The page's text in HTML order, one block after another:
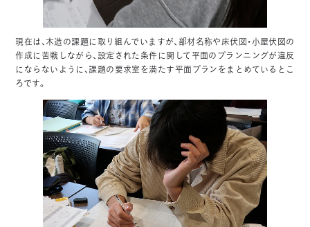
現在は、木造の課題に取り組んでいますが、部材名称や床伏図・小屋伏図の
作成に苦戦しながら、設定された条件に関して平面のプランニングが違反
にならないように、課題の要求室を満たす平面プランをまとめているとこ
ろです。